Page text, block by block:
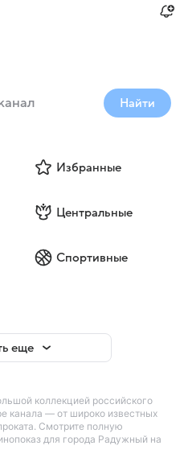
Найти
Избранные
Центральные
Спортивные
еще
коллекцией российского
канала — от широко известных
Смотрите полную
для города Радужный на